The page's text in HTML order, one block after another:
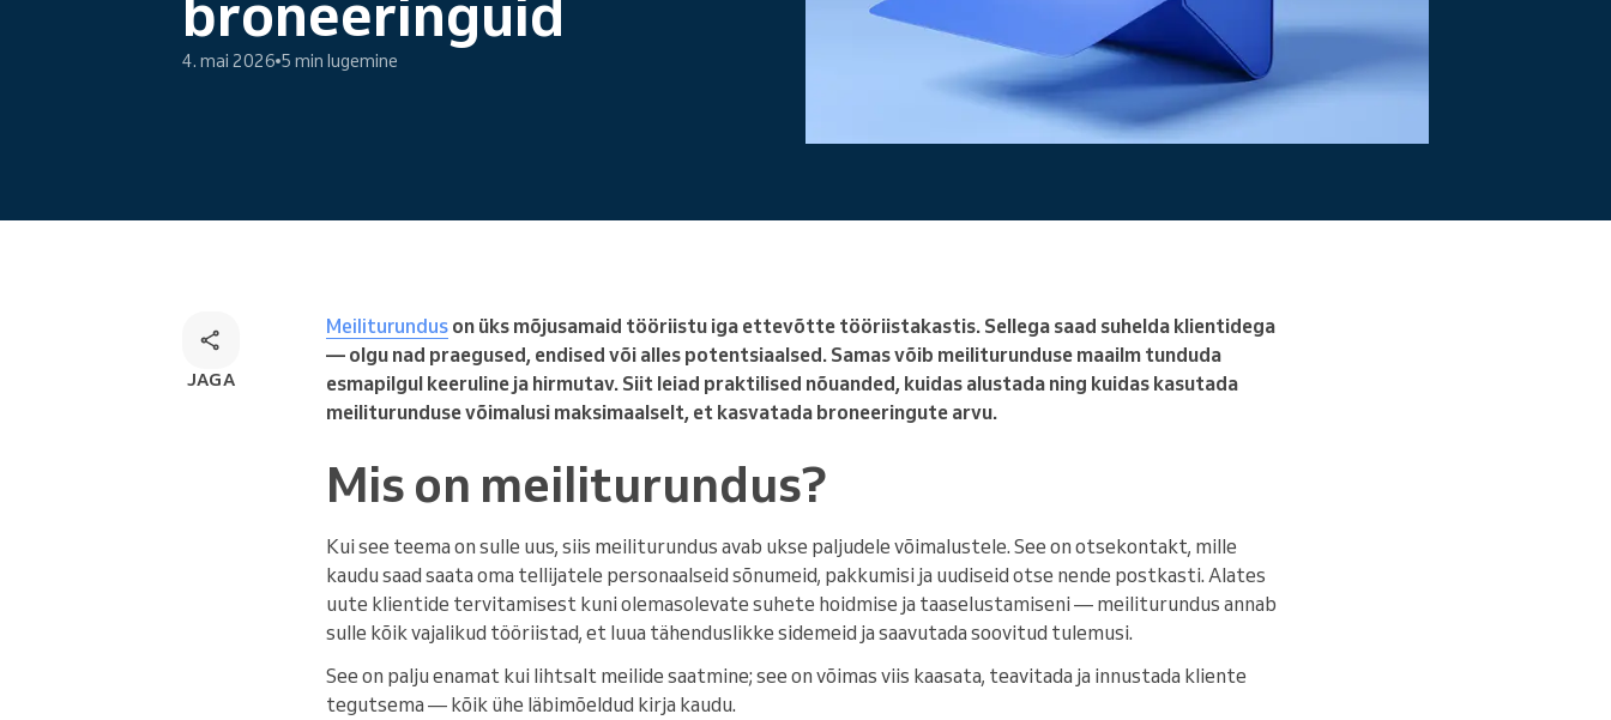
Veebibroneerimine
Omnikanali broneerimise
Juhid suurt ettevõtet
Loe edasi
4. mai 2026 5 min lugemine
JAGA
Meiliturundus on üks mõjusamaid tööriistu iga ettevõtte tööriistakastis. Sellega saad suhelda klientidega
— olgu nad praegused, endised või alles potentsiaalsed. Samas võib meiliturunduse maailm tunduda
esmapilgul keeruline ja hirmutav. Siit leiad praktilised nõuanded, kuidas alustada ning kuidas kasutada
meiliturunduse võimalusi maksimaalselt, et kasvatada broneeringute arvu.
Mis on meiliturundus?
Kui see teema on sulle uus, siis meiliturundus avab ukse paljudele võimalustele. See on otsekontakt, mille
kaudu saad saata oma tellijatele personaalseid sõnumeid, pakkumisi ja uudiseid otse nende postkasti. Alates
uute klientide tervitamisest kuni olemasolevate suhete hoidmise ja taaselustamiseni — meiliturundus annab
sulle kõik vajalikud tööriistad, et luua tähenduslikke sidemeid ja saavutada soovitud tulemusi.
See on palju enamat kui lihtsalt meilide saatmine; see on võimas viis kaasata, teavitada ja innustada kliente
tegutsema — kõik ühe läbimõeldud kirja kaudu.